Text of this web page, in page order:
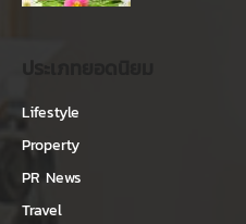
Lifestyle
Property
PR News
Travel